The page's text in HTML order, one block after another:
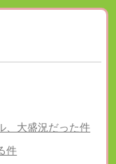
、大盛況だった件
件